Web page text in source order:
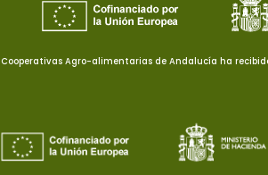
Cooperativas Agro-alimentarias de Andalucía ha